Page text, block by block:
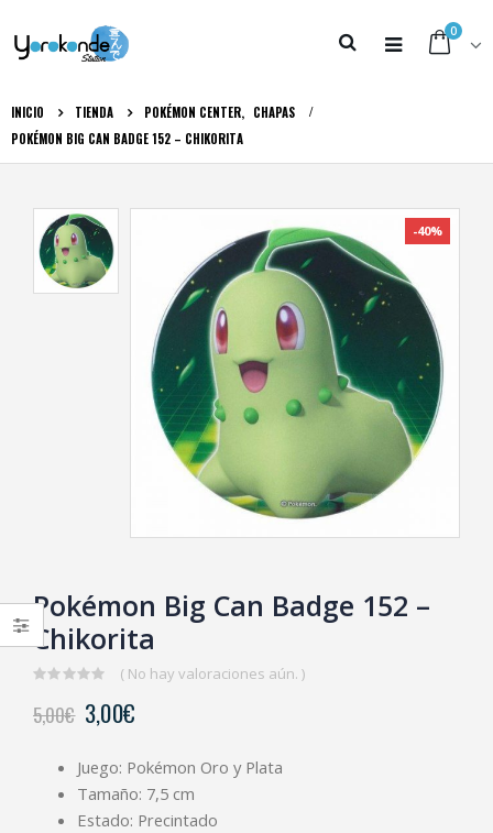
0
INICIO TIENDA POKÉMON CENTER, CHAPAS
POKÉMON BIG CAN BADGE 152 – CHIKORITA
-40%
Pokémon Big Can Badge 152 –
Chikorita
out
of
( No hay valoraciones aún. )
5,00€ 3,00€
Juego: Pokémon Oro y Plata
Tamaño: 7,5 cm
Estado: Precintado